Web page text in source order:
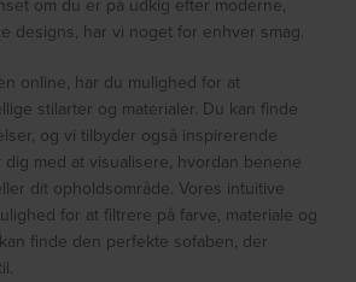
om du er på udkig efter moderne,
designs, har vi noget for enhver smag.
online, har du mulighed for at
stilarter og materialer. Du kan finde
og vi tilbyder også inspirerende
med at visualisere, hvordan benene
dit opholdsområde. Vores intuitive
for at filtrere på farve, materiale og
finde den perfekte sofaben, der